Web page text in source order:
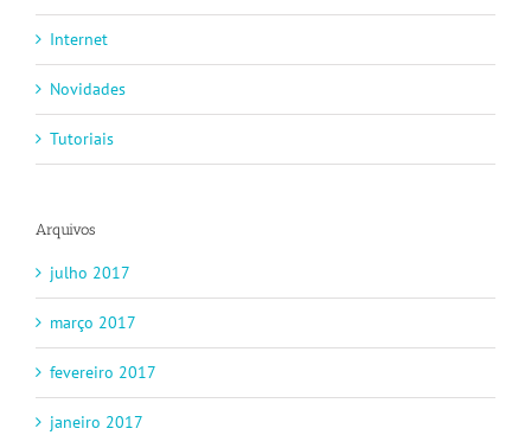
Internet
Novidades
Tutoriais
Arquivos
julho 2017
março 2017
fevereiro 2017
janeiro 2017